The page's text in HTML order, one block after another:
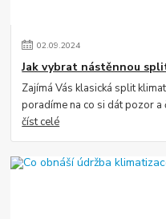
02.09.2024
Jak vybrat nástěnnou
Zajímá Vás klasická split
poradíme na co si dát pozor
číst celé